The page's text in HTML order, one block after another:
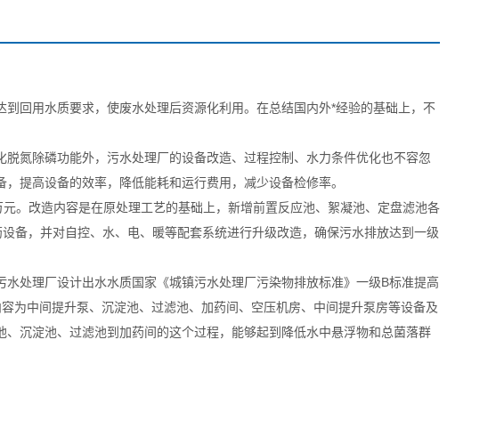
回用水质要求，使废水处理后资源化利用。在总结国内外*经验的基础上，不
氮除磷功能外，污水处理厂的设备改造、过程控制、水力条件优化也不容忽
提高设备的效率，降低能耗和运行费用，减少设备检修率。
。改造内容是在原处理工艺的基础上，新增前置反应池、絮凝池、定盘滤池各
备，并对自控、水、电、暖等配套系统进行升级改造，确保污水排放达到一级
处理厂设计出水水质国家《城镇污水处理厂污染物排放标准》一级B标准提高
为中间提升泵、沉淀池、过滤池、加药间、空压机房、中间提升泵房等设备及
沉淀池、过滤池到加药间的这个过程，能够起到降低水中悬浮物和总菌落群